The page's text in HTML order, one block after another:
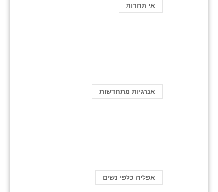
אי תחרות
אנרגיות מתחדשות
אפליה כלפי נשים